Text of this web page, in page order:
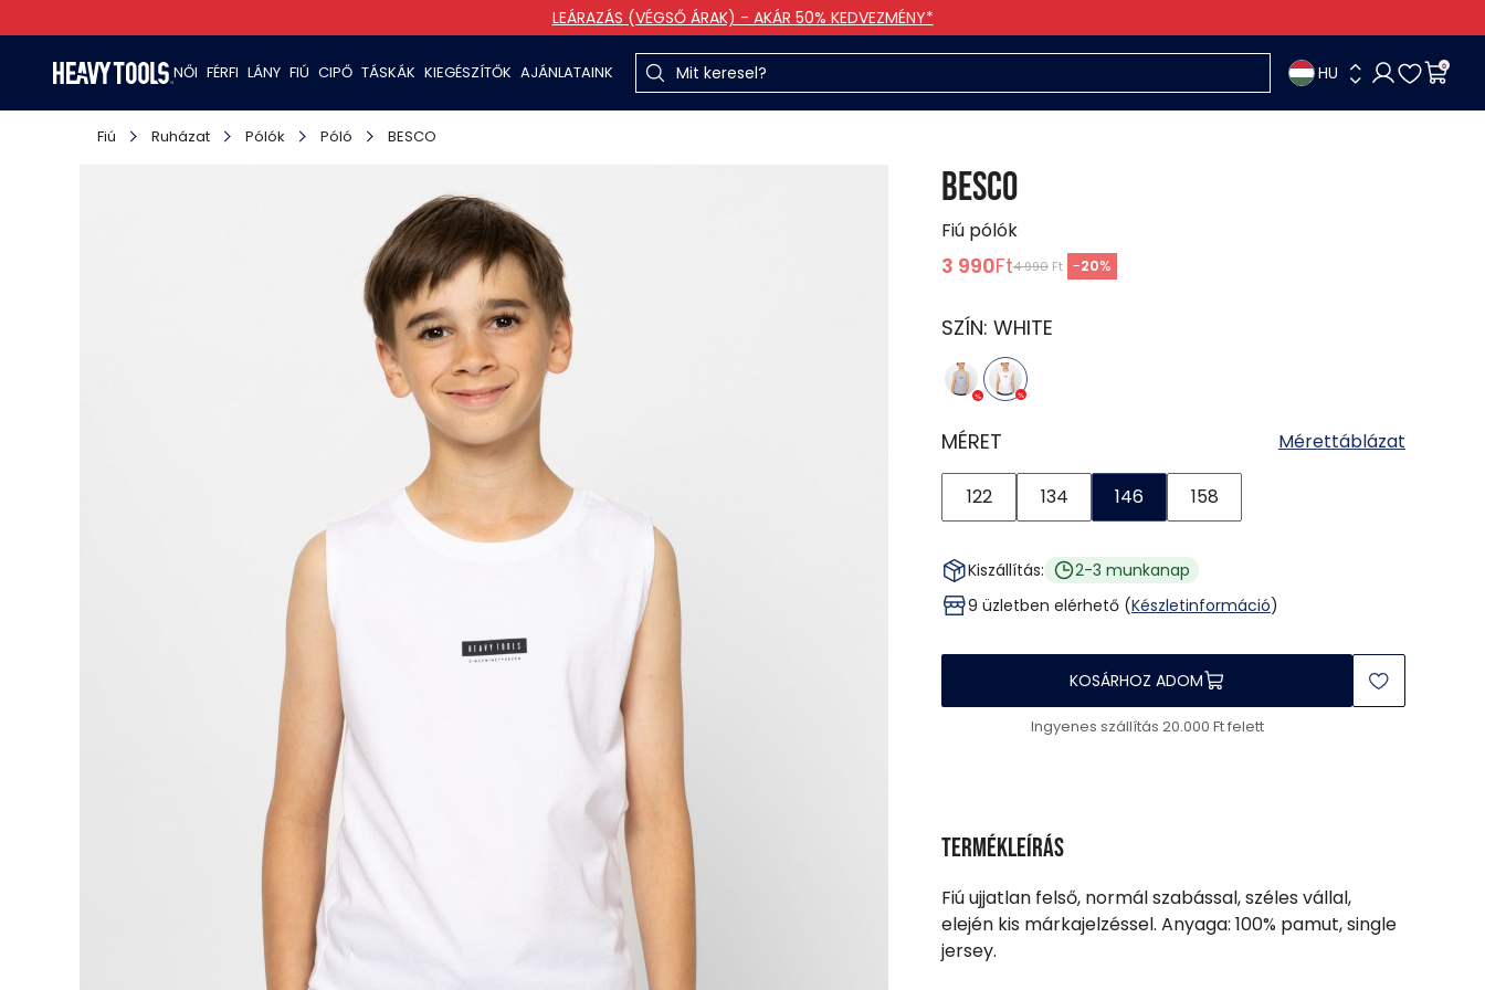
LEÁRAZÁS (VÉGSŐ ÁRAK) - AKÁR 50% KEDVEZMÉNY*
NŐI FÉRFI LÁNY FIÚ CIPŐ TÁSKÁK KIEGÉSZÍTŐK AJÁNLATAINK HU 0
Fiú Ruházat Pólók Póló BESCO
BESCO
Fiú pólók
3 990Ft4 990 Ft -20%
SZÍN: WHITE
MÉRET Mérettáblázat
122 134 146 158
Kiszállítás:
2-3 munkanap
9 üzletben elérhető (Készletinformáció)
KOSÁRHOZ ADOM
Ingyenes szállítás 20.000 Ft felett
Termékleírás
Fiú ujjatlan felső, normál szabással, széles vállal,
elején kis márkajelzéssel. Anyaga: 100% pamut, single
jersey.